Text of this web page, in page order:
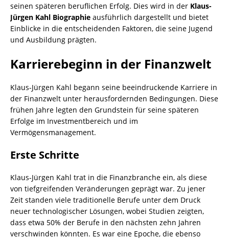
seinen späteren beruflichen Erfolg. Dies wird in der Klaus-
Jürgen Kahl Biographie ausführlich dargestellt und bietet
Einblicke in die entscheidenden Faktoren, die seine Jugend
und Ausbildung prägten.
Karrierebeginn in der Finanzwelt
Klaus-Jürgen Kahl begann seine beeindruckende Karriere in
der Finanzwelt unter herausfordernden Bedingungen. Diese
frühen Jahre legten den Grundstein für seine späteren
Erfolge im Investmentbereich und im
Vermögensmanagement.
Erste Schritte
Klaus-Jürgen Kahl trat in die Finanzbranche ein, als diese
von tiefgreifenden Veränderungen geprägt war. Zu jener
Zeit standen viele traditionelle Berufe unter dem Druck
neuer technologischer Lösungen, wobei Studien zeigten,
dass etwa 50% der Berufe in den nächsten zehn Jahren
verschwinden könnten. Es war eine Epoche, die ebenso